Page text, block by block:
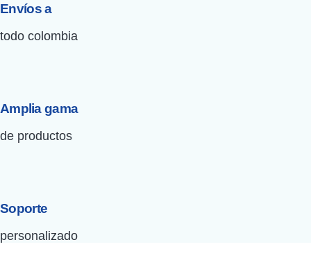
Envíos a
todo colombia
Amplia gama
de productos
Soporte
personalizado